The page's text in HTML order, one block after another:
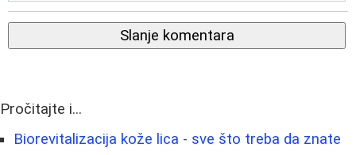
Slanje komentara
Pročitajte i...
Biorevitalizacija kože lica - sve što treba da znate